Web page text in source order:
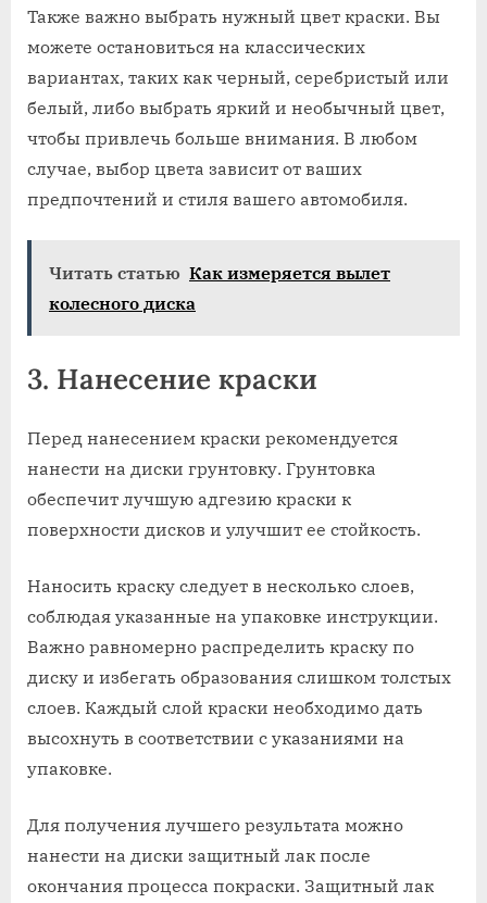
Также важно выбрать нужный цвет краски. Вы
можете остановиться на классических
вариантах, таких как черный, серебристый или
белый, либо выбрать яркий и необычный цвет,
чтобы привлечь больше внимания. В любом
случае, выбор цвета зависит от ваших
предпочтений и стиля вашего автомобиля.
Читать статью Как измеряется вылет
колесного диска
3. Нанесение краски
Перед нанесением краски рекомендуется
нанести на диски грунтовку. Грунтовка
обеспечит лучшую адгезию краски к
поверхности дисков и улучшит ее стойкость.
Наносить краску следует в несколько слоев,
соблюдая указанные на упаковке инструкции.
Важно равномерно распределить краску по
диску и избегать образования слишком толстых
слоев. Каждый слой краски необходимо дать
высохнуть в соответствии с указаниями на
упаковке.
Для получения лучшего результата можно
нанести на диски защитный лак после
окончания процесса покраски. Защитный лак